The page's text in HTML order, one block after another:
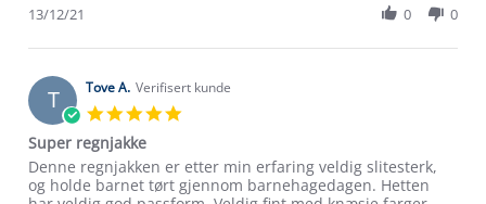
13
2021
aldri
Jill
on
13
Dec
2021
13/12/21 0 0
T Tove A. Verifisert kunde
Super regnjakke
Review
by
review
stating
Denne regnjakken er etter min erfaring veldig slitesterk,
og holde barnet tørt gjennom barnehagedagen. Hetten
Kundeservice
Kontakt oss
Verdigrunnlag
Klima og miljø
Etisk handel
Trelagsprinsippet barn
Alt du trenger til Norgesferien